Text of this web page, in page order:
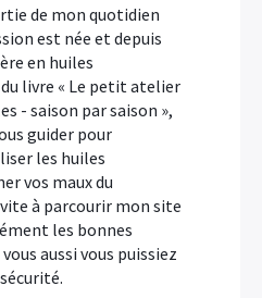
de mon quotidien
est née et depuis
en huiles
livre « Le petit atelier
- saison par saison »,
guider pour
les huiles
vos maux du
à parcourir mon site
les bonnes
aussi vous puissiez